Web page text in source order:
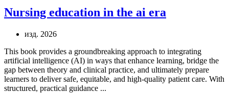
Nursing education in the ai era
изд. 2026
This book provides a groundbreaking approach to integrating
artificial intelligence (AI) in ways that enhance learning, bridge the
gap between theory and clinical practice, and ultimately prepare
learners to deliver safe, equitable, and high-quality patient care. With
structured, practical guidance ...